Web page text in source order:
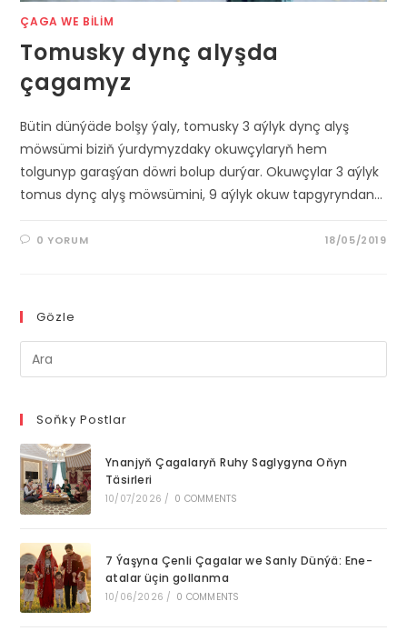
ÇAGA WE BILIM
Tomusky dynç alyşda
çagamyz
Bütin dünýäde bolşy ýaly, tomusky 3 aýlyk dynç alyş
möwsümi biziň ýurdymyzdaky okuwçylaryň hem
tolgunyp garaşýan döwri bolup durýar. Okuwçylar 3 aýlyk
tomus dynç alyş möwsümini, 9 aýlyk okuw tapgyryndan…
0 YORUM 18/05/2019
Gözle
Soňky Postlar
Ynanjyň Çagalaryň Ruhy Saglygyna Oňyn
Täsirleri
10/07/2026 / 0 COMMENTS
7 Ýaşyna Çenli Çagalar we Sanly Dünýä: Ene-
atalar üçin gollanma
10/06/2026 / 0 COMMENTS